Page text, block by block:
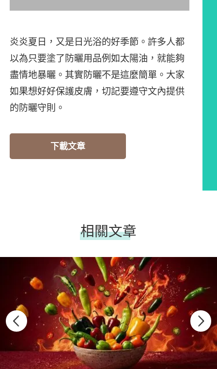
炎炎夏日，又是日光浴的好季節。許多人都
以為只要塗了防曬用品例如太陽油，就能夠
盡情地暴曬。其實防曬不是這麼簡單。大家
如果想好好保護皮膚，切記要遵守文內提供
的防曬守則。
下載文章
相關文章